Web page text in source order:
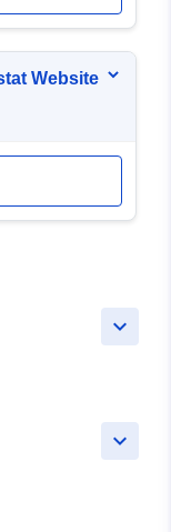
Website
keyboard_arrow_down
keyboard_arrow_down